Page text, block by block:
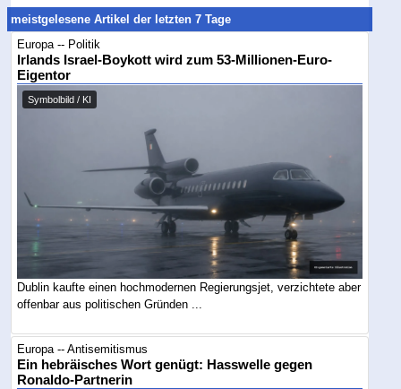
meistgelesene Artikel der letzten 7 Tage
Europa -- Politik
Irlands Israel-Boykott wird zum 53-Millionen-Euro-
Eigentor
Symbolbild / KI
Dublin kaufte einen hochmodernen Regierungsjet, verzichtete aber
offenbar aus politischen Gründen ...
Europa -- Antisemitismus
Ein hebräisches Wort genügt: Hasswelle gegen
Ronaldo-Partnerin